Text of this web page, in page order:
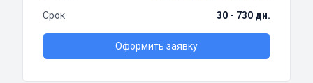
Срок
30 - 730 дн.
Оформить заявку